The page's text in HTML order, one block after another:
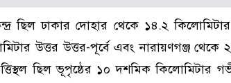
ছিল ঢাকার দোহার থেকে ১৪.২
উত্তর উত্তর-পূর্বে এবং নারায়ণগঞ্জ থেকে
ছিল ভূপৃষ্ঠের ১০ দশমিক কিলোমিটার